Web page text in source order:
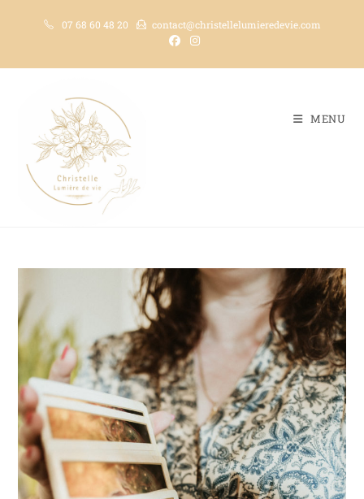
07 68 60 48 20 contact@christellelumieredevie.com
MENU